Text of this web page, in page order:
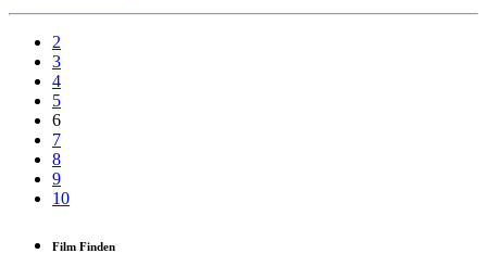
2
3
4
5
6
7
8
9
10
Film Finden